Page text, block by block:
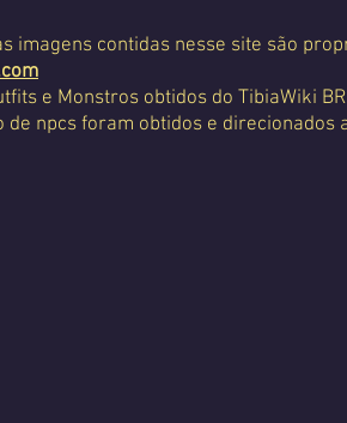
imagens contidas nesse site são
e Monstros obtidos do TibiaWiki
de npcs foram obtidos e direcionados